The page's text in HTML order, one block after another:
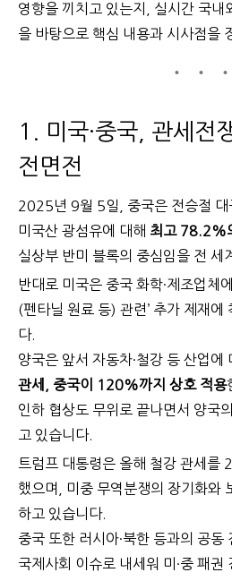
영향을 끼치고 있는지, 실시간 국내
을 바탕으로 핵심 내용과 시사점을
1. 미국·중국, 관세전
전면전
2025년 9월 5일, 중국은 전승절 대
미국산 광섬유에 대해 최고 78.2%
실상부 반미 블록의 중심임을 전 세
반대로 미국은 중국 화학·제조업체
(펜타닐 원료 등) 관련’ 추가 제재에
다.
양국은 앞서 자동차·철강 등 산업에
관세, 중국이 120%까지 상호 적용
인하 협상도 무위로 끝나면서 양국
고 있습니다.
트럼프 대통령은 올해 철강 관세
했으며, 미중 무역분쟁의 장기화와
하고 있습니다.
중국 또한 러시아·북한 등과의 공동
국제사회 이슈로 내세워 미·중 패권